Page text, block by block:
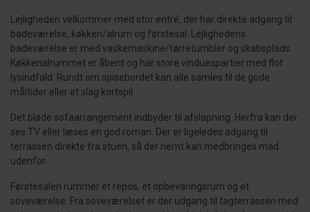
Lejligheden velkommer med stor entré, der har direkte adgang til
badeværelse, køkken/alrum og førstesal. Lejlighedens
badeværelse er med vaskemaskine/tørretumbler og skabsplads.
Køkkenalrummet er åbent og har store vinduespartier med flot
lysindfald. Rundt om spisebordet kan alle samles til de gode
måltider eller et slag kortspil.
Det bløde sofaarrangement indbyder til afslapning. Herfra kan der
ses TV eller læses en god roman. Der er ligeledes adgang til
terrassen direkte fra stuen, så der nemt kan medbringes mad
udenfor.
Førstesalen rummer et repos, et opbevaringsrum og et
soveværelse. Fra soveværelset er der udgang til tagterrassen med